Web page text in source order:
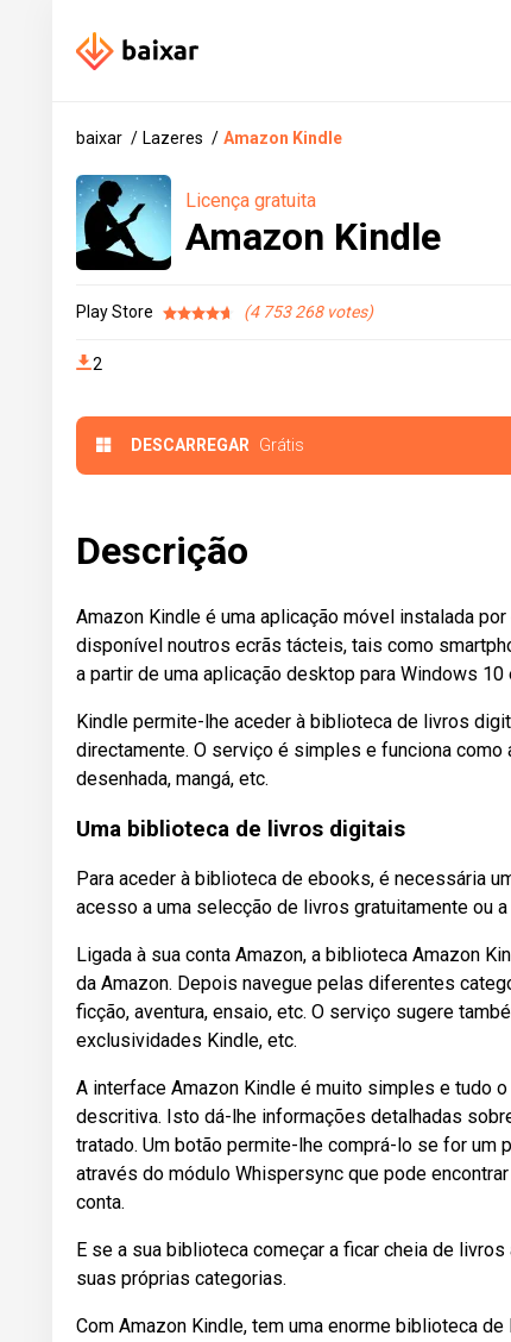
baixar Lazeres Amazon Kindle
Licença gratuita
Amazon Kindle
Play Store 4 753 268
2
DESCARREGAR Grátis
Descrição
Amazon Kindle é uma aplicação móvel instalada
disponível noutros ecrãs tácteis, tais como
a partir de uma aplicação desktop para Windows 10
Kindle permite-lhe aceder à biblioteca de livros
directamente. O serviço é simples e funciona como
desenhada, mangá, etc.
Uma biblioteca de livros digitais
Para aceder à biblioteca de ebooks, é necessária
acesso a uma selecção de livros gratuitamente ou
Ligada à sua conta Amazon, a biblioteca Amazon
da Amazon. Depois navegue pelas diferentes
ficção, aventura, ensaio, etc. O serviço sugere
exclusividades Kindle, etc.
A interface Amazon Kindle é muito simples e tudo
descritiva. Isto dá-lhe informações detalhadas
tratado. Um botão permite-lhe comprá-lo se for um
através do módulo Whispersync que pode
conta.
E se a sua biblioteca começar a ficar cheia de
suas próprias categorias.
Com Amazon Kindle, tem uma enorme biblioteca